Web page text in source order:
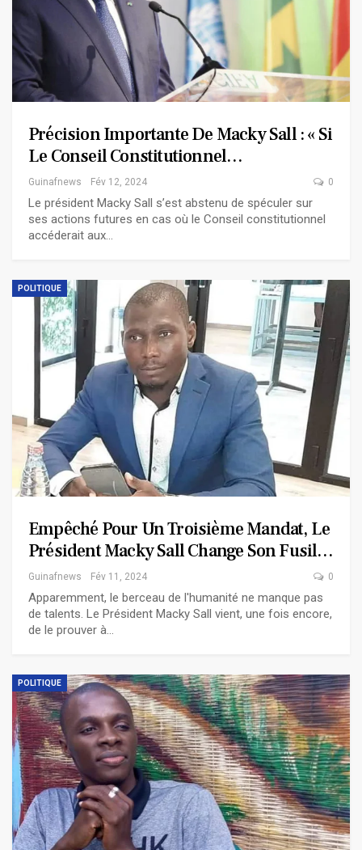
Précision Importante De Macky Sall : « Si
Le Conseil Constitutionnel…
Guinafnews Fév 12, 2024 0
Le président Macky Sall s’est abstenu de spéculer sur
ses actions futures en cas où le Conseil constitutionnel
accéderait aux…
POLITIQUE
Empêché Pour Un Troisième Mandat, Le
Président Macky Sall Change Son Fusil…
Guinafnews Fév 11, 2024 0
Apparemment, le berceau de l'humanité ne manque pas
de talents. Le Président Macky Sall vient, une fois encore,
de le prouver à…
POLITIQUE